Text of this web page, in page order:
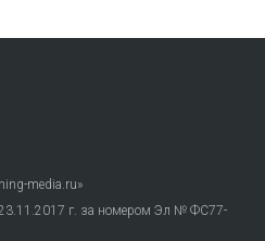
media.ru»
23.11.2017 г. за номером Эл № ФС77-